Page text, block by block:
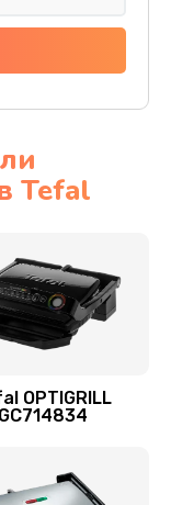
Tefal
OPTIGRILL
GC714834